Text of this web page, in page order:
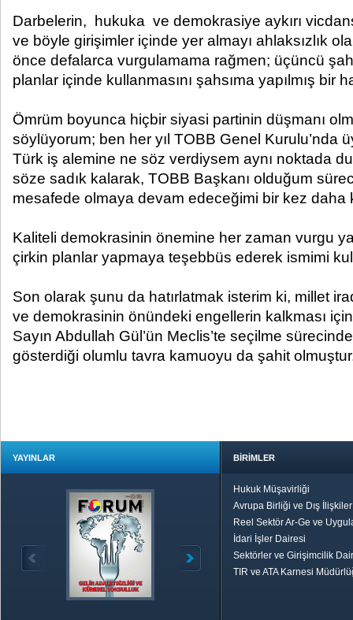
Darbelerin, hukuka ve demokrasiye aykırı
ve böyle girişimler içinde yer almayı ahlaksızlık
önce defalarca vurgulamama rağmen; üçüncü
planlar içinde kullanmasını şahsıma yapılmış bir
Ömrüm boyunca hiçbir siyasi partinin düşmanı
söylüyorum; ben her yıl TOBB Genel Kurulu’nda
Türk iş alemine ne söz verdiysem aynı noktada
söze sadık kalarak, TOBB Başkanı olduğum
mesafede olmaya devam edeceğimi bir kez daha
Kaliteli demokrasinin önemine her zaman vurgu
çirkin planlar yapmaya teşebbüs ederek ismimi
Son olarak şunu da hatırlatmak isterim ki, millet
ve demokrasinin önündeki engellerin kalkması
Sayın Abdullah Gül’ün Meclis’te seçilme
gösterdiği olumlu tavra kamuoyu da şahit
YAYINLAR BİRİMLER
Hukuk Müşavirliği
Avrupa Birliği ve Dış
Reel Sektör Ar-Ge ve
İdari İşler Dairesi
Sektörler ve Girişimcilik
TIR ve ATA Karnesi